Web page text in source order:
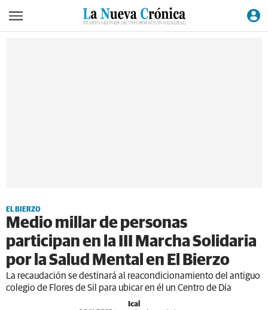
EL BIERZO
Medio millar de personas
participan en la III Marcha Solidaria
por la Salud Mental en El Bierzo
La recaudación se destinará al reacondicionamiento del antiguo
colegio de Flores de Sil para ubicar en él un Centro de Día
Ical